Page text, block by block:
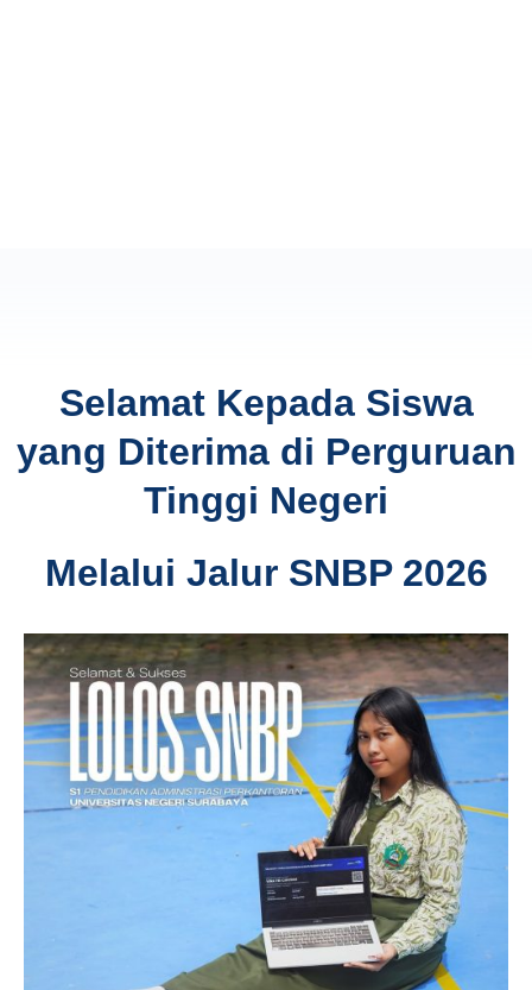
Selamat Kepada Siswa
yang Diterima di Perguruan
Tinggi Negeri
Melalui Jalur SNBP 2026